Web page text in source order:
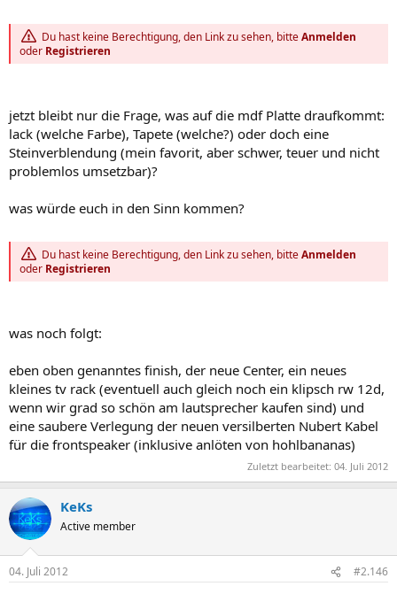
Du hast keine Berechtigung, den Link zu sehen, bitteAnmelden
oder Registrieren
jetzt bleibt nur die Frage, was auf die mdf Platte draufkommt:
lack (welche Farbe), Tapete (welche?) oder doch eine
Steinverblendung (mein favorit, aber schwer, teuer und nicht
problemlos umsetzbar)?
was würde euch in den Sinn kommen?
Du hast keine Berechtigung, den Link zu sehen, bitteAnmelden
oder Registrieren
was noch folgt:
eben oben genanntes finish, der neue Center, ein neues
kleines tv rack (eventuell auch gleich noch ein klipsch rw 12d,
wenn wir grad so schön am lautsprecher kaufen sind) und
eine saubere Verlegung der neuen versilberten Nubert Kabel
für die frontspeaker (inklusive anlöten von hohlbananas)
Zuletzt bearbeitet: 04. Juli 2012
KeKs
Active member
04. Juli 2012 #2.146